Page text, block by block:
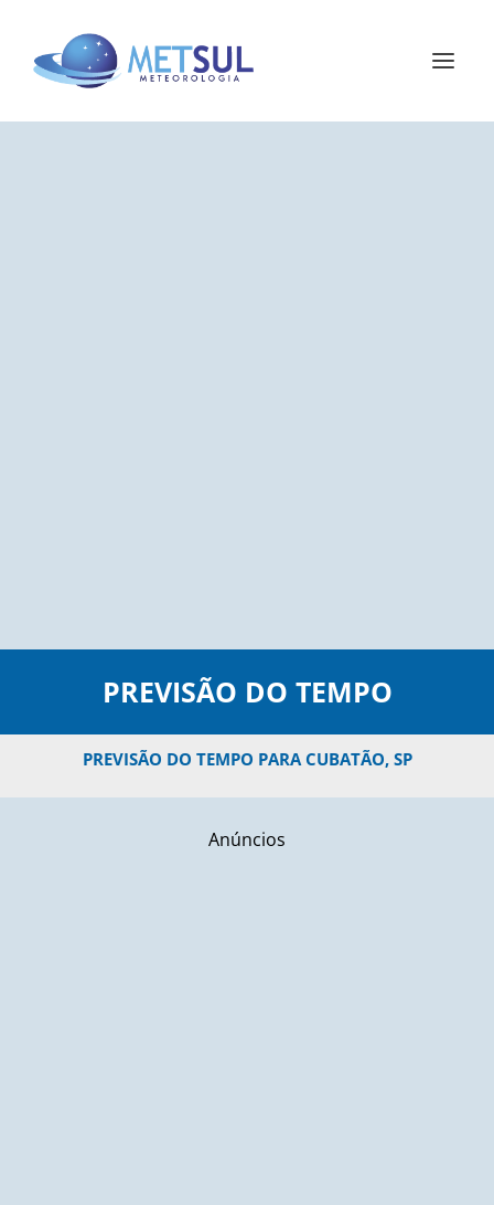
PREVISÃO DO TEMPO
PREVISÃO DO TEMPO PARA CUBATÃO, SP
Anúncios